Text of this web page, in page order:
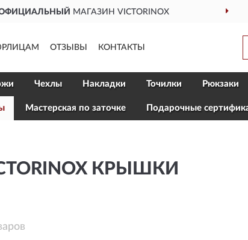
ОТЗЫВЫ КОНТАКТЫ
Чехлы Накладки Точилки Рюкзаки
Мастерская по заточке Подарочные
КРЫШКИ